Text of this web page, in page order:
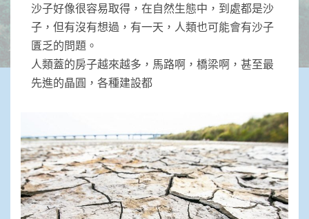
沙子好像很容易取得，在自然生態中，到處都是沙
子，但有沒有想過，有一天，人類也可能會有沙子
匱乏的問題。
人類蓋的房子越來越多，馬路啊，橋梁啊，甚至最
先進的晶圓，各種建設都